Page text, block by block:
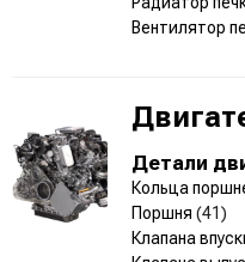
Вентилятор
Детали
Кольца
Поршня (41)
Клапана